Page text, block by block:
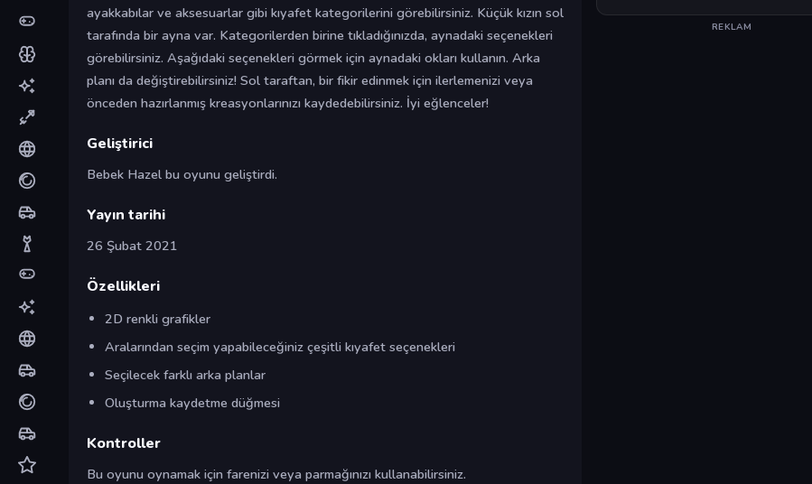
ayakkabılar ve aksesuarlar gibi kıyafet kategorilerini görebilirsiniz. Küçük kızın sol
tarafında bir ayna var. Kategorilerden birine tıkladığınızda, aynadaki seçenekleri
görebilirsiniz. Aşağıdaki seçenekleri görmek için aynadaki okları kullanın. Arka
planı da değiştirebilirsiniz! Sol taraftan, bir fikir edinmek için ilerlemenizi veya
önceden hazırlanmış kreasyonlarınızı kaydedebilirsiniz. İyi eğlenceler!
Geliştirici
Bebek Hazel bu oyunu geliştirdi.
Yayın tarihi
26 Şubat 2021
Özellikleri
2D renkli grafikler
Aralarından seçim yapabileceğiniz çeşitli kıyafet seçenekleri
Seçilecek farklı arka planlar
Oluşturma kaydetme düğmesi
Kontroller
Bu oyunu oynamak için farenizi veya parmağınızı kullanabilirsiniz.
REKLAM